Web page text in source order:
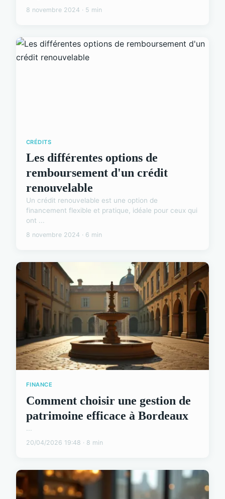
8 novembre 2024 · 5 min
CRÉDITS
Les différentes options de
remboursement d'un crédit
renouvelable
Un crédit renouvelable est une option de
financement flexible et pratique, idéale pour ceux qui
ont ...
8 novembre 2024 · 6 min
FINANCE
Comment choisir une gestion de
patrimoine efficace à Bordeaux
...
20/04/2026 19:48 · 8 min